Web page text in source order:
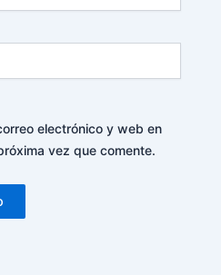
electrónico y web en
vez que comente.